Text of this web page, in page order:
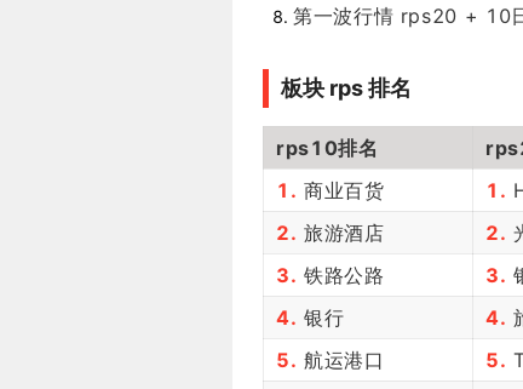
第一波行情 rps20 + 10
板块 rps 排名
rps10排名
1. 商业百货 1.
2. 旅游酒店 2.
3. 铁路公路 3.
4. 银行 4.
5. 航运港口 5.